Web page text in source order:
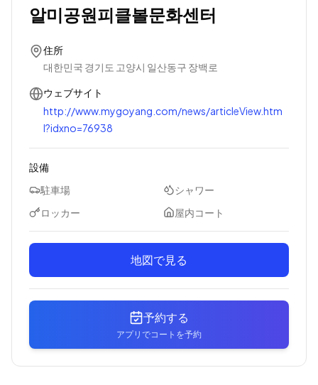
알미공원피클볼문화센터
住所
대한민국 경기도 고양시 일산동구 장백로
ウェブサイト
http://www.mygoyang.com/news/articleView.htm
l?idxno=76938
設備
駐車場
シャワー
ロッカー
屋内コート
地図で見る
予約する
アプリでコートを予約